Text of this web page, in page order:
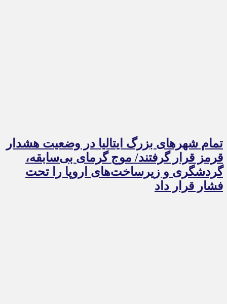
تمام شهرهای بزرگ ایتالیا در وضعیت هشدار
قرمز قرار گرفتند/ موج گرمای بی‌سابقه،
گردشگری و زیرساخت‌های اروپا را تحت
فشار قرار داد